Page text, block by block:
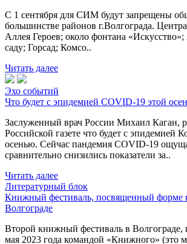
С 1 сентября для СИМ будут запрещены
большинстве районов г.Волгограда.
Аллея Героев; около фонтана
саду; Горсад; Комсо..
Читать далее
Эхо событий
Что будет с эпидемией COVID-19 этой
Заслуженный врач России Михаил Каган,
Российской газете что будет с эпидемией
осенью. Сейчас пандемия COVID-19
сравнительно снизились показатели за..
Читать далее
Литературный блок
Книжный фестиваль, посвященный форме
Волгограде
Второй книжный фестиваль в
мая 2023 года командой «Книжного» (это